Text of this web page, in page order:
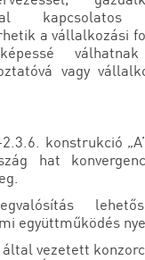
kapcsolatos
a vállalkozási
vagy
konstrukció
hat
együttműködés
által vezetett